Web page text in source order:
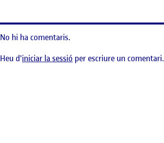
No hi ha comentaris.
Heu d'iniciar la sessió per escriure un comentari.